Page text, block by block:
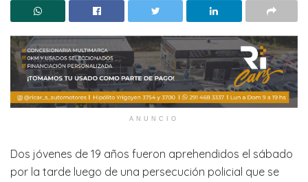
ANUNCIO
Dos jóvenes de 19 años fueron aprehendidos el sábado
por la tarde luego de una persecución policial que se